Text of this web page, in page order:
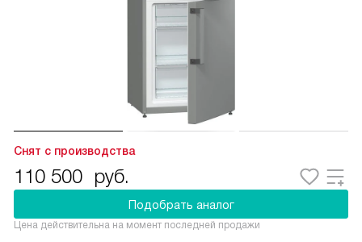
Снят с производства
110 500 руб.
Подобрать аналог
Цена действительна на момент последней продажи